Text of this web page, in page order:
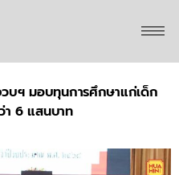
วบฯ มอบทุนการศึกษาแก่เด็ก
า 6 แสนบาท